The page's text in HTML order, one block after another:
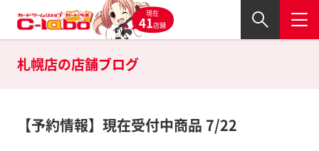
現在
41店舗
札幌店の店舗ブログ
【予約情報】現在受付中商品 7/22